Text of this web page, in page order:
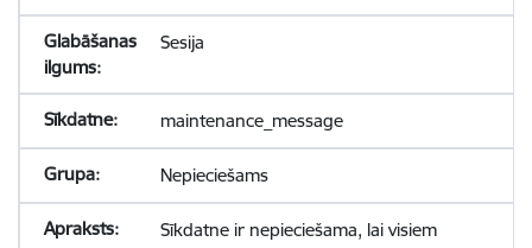
Sesija
maintenance_message
Nepieciešams
Sīkdatne ir nepieciešama, lai visiem